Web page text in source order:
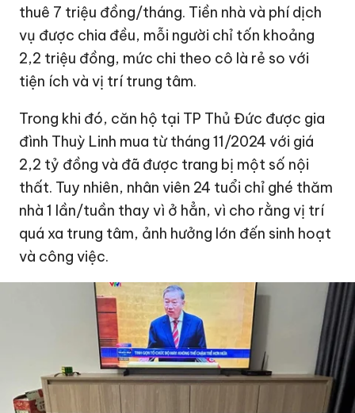
thuê 7 triệu đồng/tháng. Tiền nhà và phí dịch
vụ được chia đều, mỗi người chỉ tốn khoảng
2,2 triệu đồng, mức chi theo cô là rẻ so với
tiện ích và vị trí trung tâm.
Trong khi đó, căn hộ tại TP Thủ Đức được gia
đình Thuỳ Linh mua từ tháng 11/2024 với giá
2,2 tỷ đồng và đã được trang bị một số nội
thất. Tuy nhiên, nhân viên 24 tuổi chỉ ghé thăm
nhà 1 lần/tuần thay vì ở hẳn, vì cho rằng vị trí
quá xa trung tâm, ảnh hưởng lớn đến sinh hoạt
và công việc.